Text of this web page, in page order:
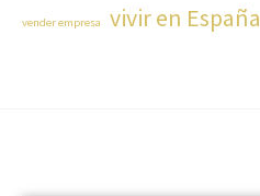
vender empresa vivir en España